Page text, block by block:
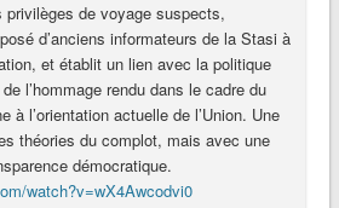
de voyage suspects,
d’anciens informateurs de la Stasi à
et établit un lien avec la politique
l’hommage rendu dans le cadre du
à l’orientation actuelle de l’Union. Une
théories du complot, mais avec une
démocratique.
watch?v=wX4Awcodvi0